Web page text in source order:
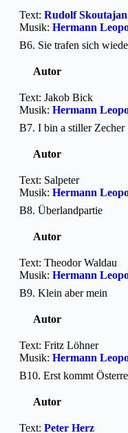
Text: Rudolf Skoutajan
Musik: Hermann
B6. Sie trafen sich
Autor
Text: Jakob Bick
Musik: Hermann
B7. I bin a stiller Zecher
Autor
Text: Salpeter
Musik: Hermann
B8. Überlandpartie
Autor
Text: Theodor Waldau
Musik: Hermann
B9. Klein aber mein
Autor
Text: Fritz Löhner
Musik: Hermann
B10. Erst kommt
Autor
Text: Peter Herz